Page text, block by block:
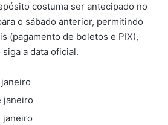
costuma ser antecipado no
o sábado anterior, permitindo
(pagamento de boletos e PIX),
a data oficial.
janeiro
janeiro